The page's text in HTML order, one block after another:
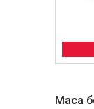
Маса